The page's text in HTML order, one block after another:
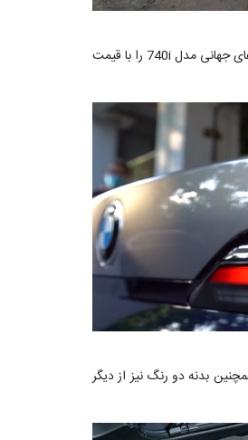
همانطور که پیش‌تر گفته شد، مدل 735i نسخه پایه سری 7 در بازارهای آسیا به‌شمار می‌رود که با قیمت پایه 75 تا 80 هزار دلار به فروش می‌رسد. این در حالی است که در سایر بازارهای جهانی مدل 740i را با قیمت
است. همچنین بدنه دو رنگ نیز از دیگر